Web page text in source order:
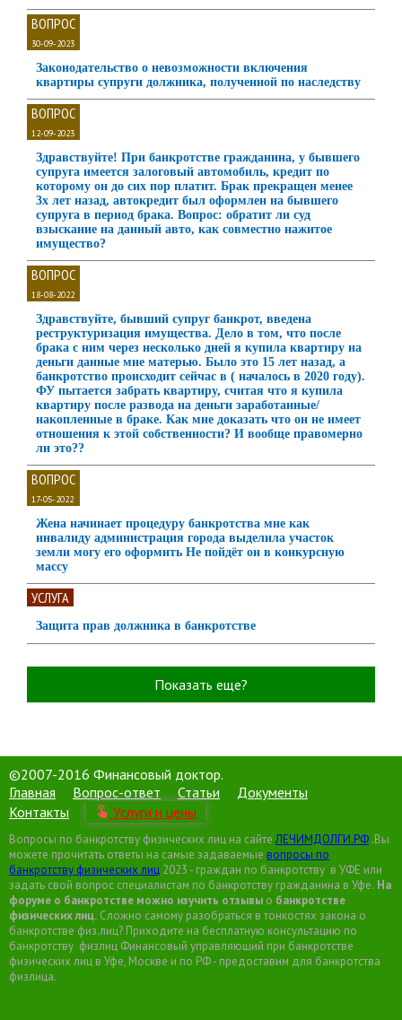
ВОПРОС
30-09-2023
Законодательство о невозможности включения
квартиры супруги должника, полученной по наследству
ВОПРОС
12-09-2023
Здравствуйте! При банкротстве гражданина, у бывшего
супруга имеется залоговый автомобиль, кредит по
которому он до сих пор платит. Брак прекращен менее
3х лет назад, автокредит был оформлен на бывшего
супруга в период брака. Вопрос: обратит ли суд
взыскание на данный авто, как совместно нажитое
имущество?
ВОПРОС
18-08-2022
Здравствуйте, бывший супруг банкрот, введена
реструктуризация имущества. Дело в том, что после
брака с ним через несколько дней я купила квартиру на
деньги данные мне матерью. Было это 15 лет назад, а
банкротство происходит сейчас в ( началось в 2020 году).
ФУ пытается забрать квартиру, считая что я купила
квартиру после развода на деньги заработанные/
накопленные в браке. Как мне доказать что он не имеет
отношения к этой собственности? И вообще правомерно
ли это??
ВОПРОС
17-05-2022
Жена начинает процедуру банкротства мне как
инвалиду администрация города выделила участок
земли могу его оформить Не пойдёт он в конкурсную
массу
УСЛУГА
Защита прав должника в банкротстве
Показать еще?
©2007-2016 Финансовый доктор.
Главная
Вопрос-ответ Статьи
Документы
Контакты
Услуги и цены
Вопросы по банкротству физических лиц на сайтеЛЕЧИМДОЛГИ.РФ .Вы
можете прочитать ответы на самые задаваемые вопросы по
банкротству физических лиц 2023 - граждан по банкротству в УФЕ или
задать свой вопрос специалистам по банкротству гражданина в Уфе. На
форуме о банкротстве можно изучить отзывы о банкротстве
физическихлиц. Сложно самому разобраться в тонкостях закона о
банкротстве физ.лиц? Приходите на бесплатную консультацию по
банкротству физлиц Финансовый управляющий при банкротстве
физических лиц в Уфе, Москве и по РФ - предоставим для банкротства
физлица.